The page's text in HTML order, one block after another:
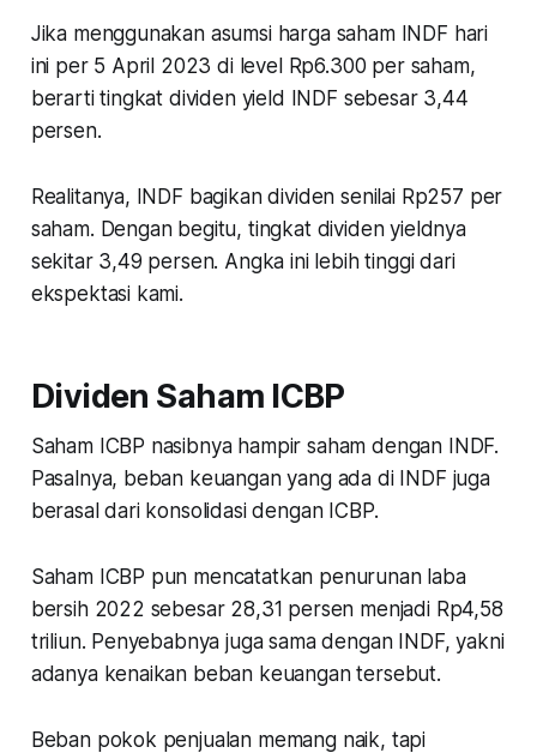
Jika menggunakan asumsi harga saham INDF hari
ini per 5 April 2023 di level Rp6.300 per saham,
berarti tingkat dividen yield INDF sebesar 3,44
persen.
Realitanya, INDF bagikan dividen senilai Rp257 per
saham. Dengan begitu, tingkat dividen yieldnya
sekitar 3,49 persen. Angka ini lebih tinggi dari
ekspektasi kami.
Dividen Saham ICBP
Saham ICBP nasibnya hampir saham dengan INDF.
Pasalnya, beban keuangan yang ada di INDF juga
berasal dari konsolidasi dengan ICBP.
Saham ICBP pun mencatatkan penurunan laba
bersih 2022 sebesar 28,31 persen menjadi Rp4,58
triliun. Penyebabnya juga sama dengan INDF, yakni
adanya kenaikan beban keuangan tersebut.
Beban pokok penjualan memang naik, tapi